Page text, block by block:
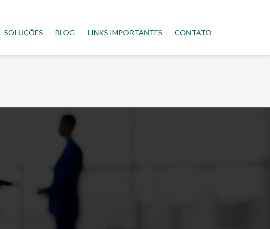
SOLUÇÕES BLOG LINKS IMPORTANTES CONTATO